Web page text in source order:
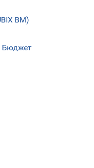
BM)
Бюджет